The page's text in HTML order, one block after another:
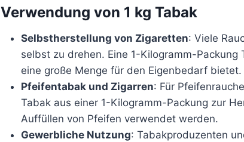
Verwendung von 1 kg Tabak
Selbstherstellung von Zigaretten: Viele
selbst zu drehen. Eine 1-Kilogramm-
eine große Menge für den Eigenbedarf bietet.
Pfeifentabak und Zigarren: Für
Tabak aus einer 1-Kilogramm-Packung zur
Auffüllen von Pfeifen verwendet werden.
Gewerbliche Nutzung: Tabakproduzenten